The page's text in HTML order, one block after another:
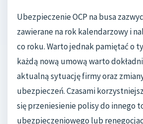
Ubezpieczenie OCP na busa
zawierane na rok kalendarzowy i
co roku. Warto jednak pamiętać o
każdą nową umową warto
aktualną sytuację firmy oraz
ubezpieczeń. Czasami
się przeniesienie polisy do innego
ubezpieczeniowego lub